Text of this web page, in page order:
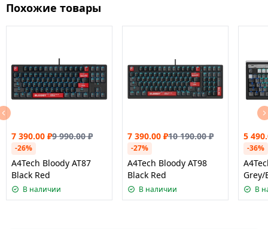
Похожие товары
7 390.00 ₽9 990.00₽
-26%
A4Tech Bloody AT87
Black Red
В наличии
7 390.00 ₽10 190.00₽
-27%
A4Tech Bloody AT98
Black Red
В наличии
5
-36%
Grey/
В